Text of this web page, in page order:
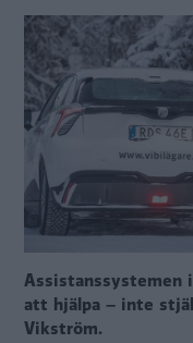
Assistanssystemen
att hjälpa – inte
Vikström.